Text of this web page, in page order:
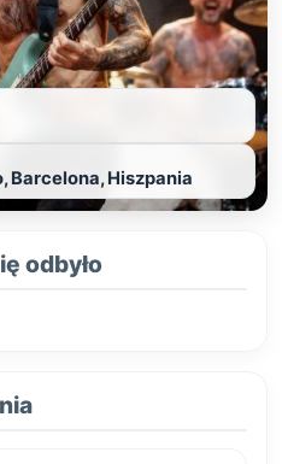
Barcelona, Hiszpania
odbyło